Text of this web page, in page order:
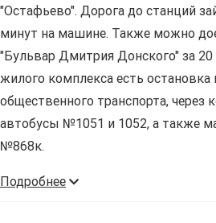
"Остафьево". Дорога до станций
минут на машине. Также можно
"Бульвар Дмитрия Донского" за
жилого комплекса есть остановка
общественного транспорта, через
автобусы №1051 и 1052, а также
№868к.
Подробнее